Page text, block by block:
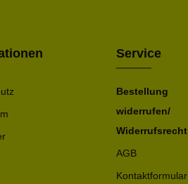
Service
Bestellung
widerrufen/
Widerrufsrecht
AGB
Kontaktformular